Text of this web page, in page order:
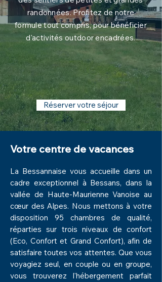
randonnées. Profitez de notre
formule tout compris, pour bénéficier
d'activités outdoor encadrées.
Réserver votre séjour
Votre centre de vacances
La Bessannaise vous accueille dans un
cadre exceptionnel à Bessans, dans la
vallée de Haute-Maurienne Vanoise au
cœur des Alpes. Nous mettons à votre
disposition 95 chambres de qualité,
réparties sur trois niveaux de confort
(Eco, Confort et Grand Confort), afin de
satisfaire toutes vos attentes. Que vous
voyagiez seul, en couple ou en groupe,
vous trouverez l'hébergement parfait